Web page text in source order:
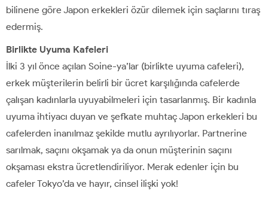
bilinene göre Japon erkekleri özür dilemek için saçlarını tıraş
edermiş.
Birlikte Uyuma Kafeleri
İlki 3 yıl önce açılan Soine-ya’lar (birlikte uyuma cafeleri),
erkek müşterilerin belirli bir ücret karşılığında cafelerde
çalışan kadınlarla uyuyabilmeleri için tasarlanmış. Bir kadınla
uyuma ihtiyacı duyan ve şefkate muhtaç Japon erkekleri bu
cafelerden inanılmaz şekilde mutlu ayrılıyorlar. Partnerine
sarılmak, saçını okşamak ya da onun müşterinin saçını
okşaması ekstra ücretlendiriliyor. Merak edenler için bu
cafeler Tokyo’da ve hayır, cinsel ilişki yok!